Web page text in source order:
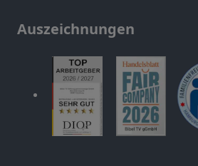
Auszeichnungen